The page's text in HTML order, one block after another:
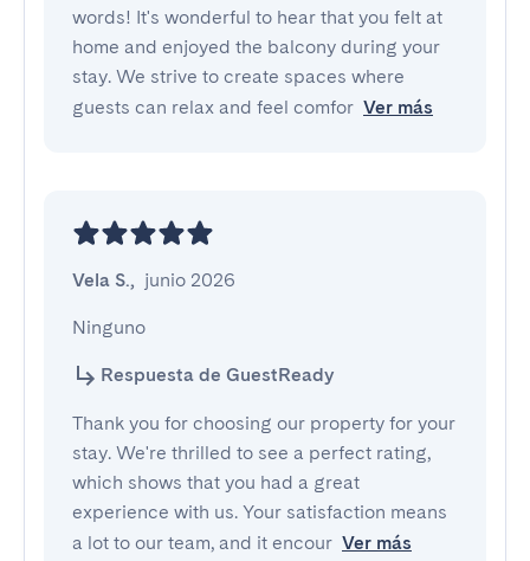
words! It's wonderful to hear that you felt at
home and enjoyed the balcony during your
stay. We strive to create spaces where
guests can relax and feel comfor Ver más
Vela S., junio 2026
Ninguno
Respuesta de GuestReady
Thank you for choosing our property for your
stay. We're thrilled to see a perfect rating,
which shows that you had a great
experience with us. Your satisfaction means
a lot to our team, and it encour Ver más